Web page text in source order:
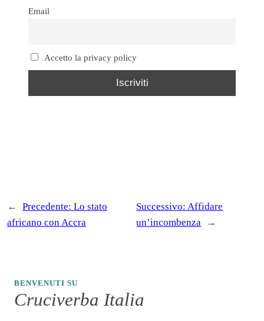
Email
Accetto la privacy policy
← Precedente: Lo stato
africano con Accra
Successivo: Affidare
un’incombenza
→
BENVENUTI SU
Cruciverba Italia